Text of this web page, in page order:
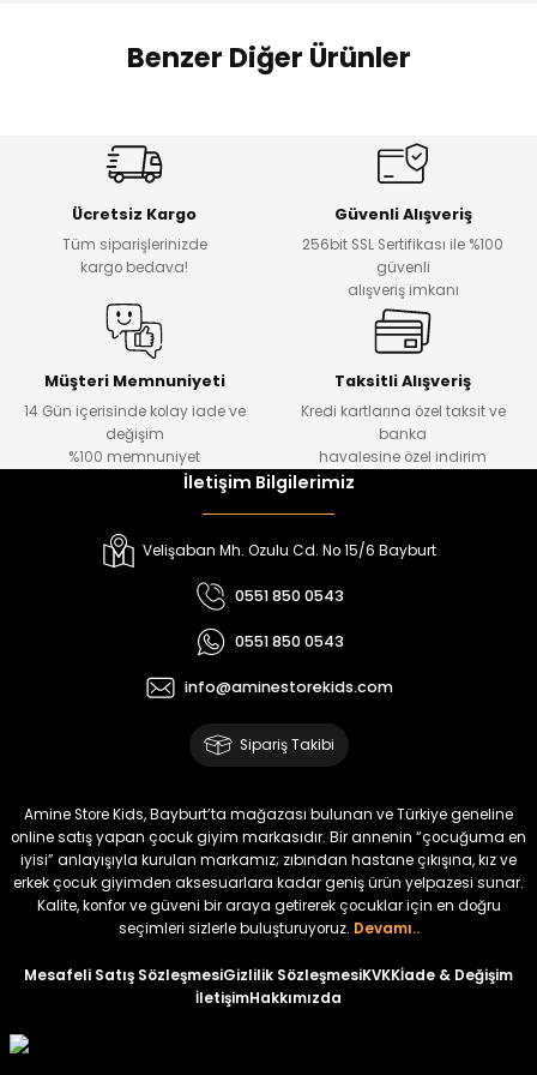
Benzer Diğer Ürünler
Dantelya Kız Çocuk Tişört
Puba Unisex Kot 3’lü Takım
Urban Kız Çocuk Süveterli Tunik Gömlek Navi Kız Çocuk Kot Pantolon
₺ 650
Melra Kız Çocuk Kot Pantolon
%15
Tivon Kız Çocuk 3’lü Takım
₺ 2.340
Koren Kız Çocuk ve Bebek Tayt
₺ 320
₺ 250
Yeni
Koren Kız Çocuk ve Bebek Tayt
₺ 320
₺ 250
%22
Koren Kız Çocuk ve Bebek Tayt
₺ 250
%22
Koren Kız Çocuk ve Bebek Tayt
₺ 320
Ücretsiz Kargo
Tüm siparişlerinizde
kargo bedava!
Güvenli Alışveriş
256bit SSL Sertifikası ile %100
güvenli
alışveriş imkanı
Müşteri Memnuniyeti
14 Gün içerisinde kolay iade ve
değişim
%100 memnuniyet
Taksitli Alışveriş
Kredi kartlarına özel taksit ve
banka
havalesine özel indirim
İletişim Bilgilerimiz
Velişaban Mh. Ozulu Cd. No 15/6 Bayburt
0551 850 0543
0551 850 0543
info@aminestorekids.com
Sipariş Takibi
Amine Store Kids, Bayburt’ta mağazası bulunan ve Türkiye geneline
online satış yapan çocuk giyim markasıdır. Bir annenin “çocuğuma en
iyisi” anlayışıyla kurulan markamız; zıbından hastane çıkışına, kız ve
erkek çocuk giyimden aksesuarlara kadar geniş ürün yelpazesi sunar.
Kalite, konfor ve güveni bir araya getirerek çocuklar için en doğru
seçimleri sizlerle buluşturuyoruz. Devamı..
Mesafeli Satış SözleşmesiGizlilik SözleşmesiKVKKİade & Değişim
İletişimHakkımızda